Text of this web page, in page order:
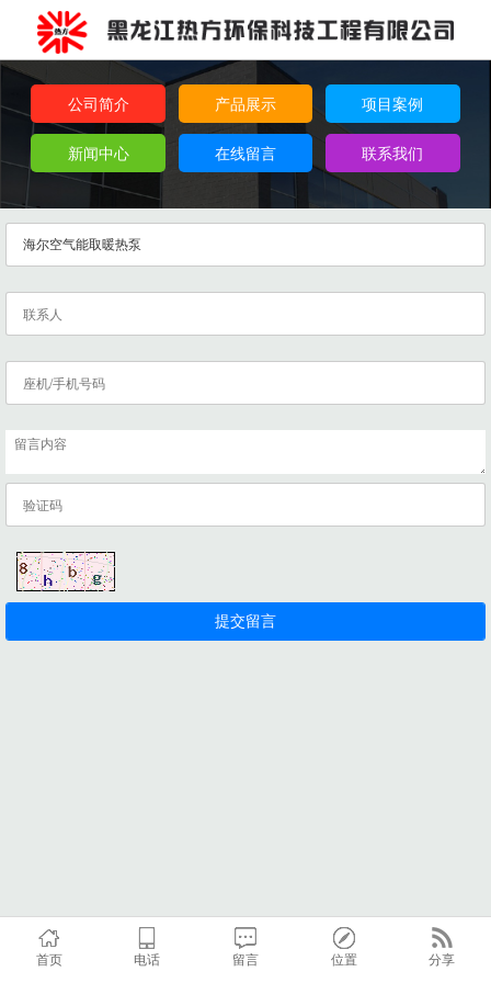
公司简介 产品展示 项目案例
新闻中心 在线留言 联系我们
首页 电话 留言 位置 分享